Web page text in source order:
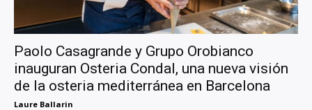
Paolo Casagrande y Grupo Orobianco
inauguran Osteria Condal, una nueva visión
de la osteria mediterránea en Barcelona
Laure Ballarin